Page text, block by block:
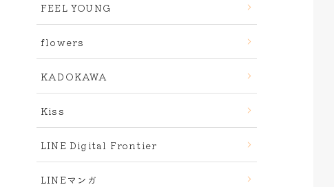
FEEL YOUNG
flowers
KADOKAWA
Kiss
LINE Digital Frontier
LINEマンガ